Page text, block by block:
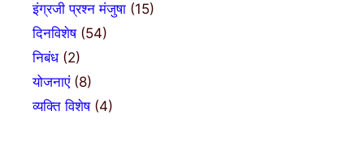
इंग्रजी प्रश्न मंजुषा (15)
दिनविशेष(54)
निबंध(2)
योजनाएं(8)
व्यक्ति विशेष(4)